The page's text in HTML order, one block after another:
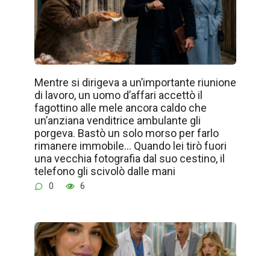
Mentre si dirigeva a un’importante riunione
di lavoro, un uomo d’affari accettò il
fagottino alle mele ancora caldo che
un’anziana venditrice ambulante gli
porgeva. Bastò un solo morso per farlo
rimanere immobile… Quando lei tirò fuori
una vecchia fotografia dal suo cestino, il
telefono gli scivolò dalle mani
0 6